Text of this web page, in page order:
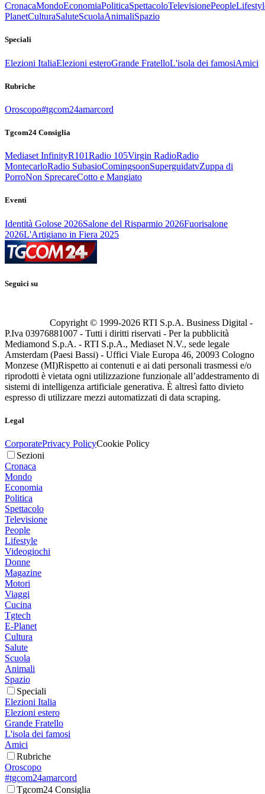
CronacaMondoEconomiaPoliticaSpettacoloTelevisionePeople
PlanetCulturaSaluteScuolaAnimaliSpazio
Speciali
Elezioni ItaliaElezioni esteroGrande FratelloL'isola dei famosiAmici
Rubriche
Oroscopo#tgcom24amarcord
Tgcom24 Consiglia
Mediaset InfinityR101Radio 105Virgin RadioRadio
MontecarloRadio SubasioComingsoonSuperguidatvZuppa di
PorroNon SprecareCotto e Mangiato
Eventi
Identità Golose 2026Salone del Risparmio 2026Fuorisalone
2026L'Artigiano in Fiera 2025
Seguici su
Copyright © 1999-2026 RTI S.p.A. Business Digital -
P.Iva 03976881007 - Tutti i diritti riservati - Per la pubblicità
Mediamond S.p.A. - RTI S.p.A., Mediaset N.V., sede legale
Amsterdam (Paesi Bassi) - Uffici Viale Europa 46, 20093 Cologno
Monzese (MI)Rispetto ai contenuti e ai dati personali trasmessi e/o
riprodotti è vietata ogni utilizzazione funzionale all’addestramento di
sistemi di intelligenza artificiale generativa. È altresì fatto divieto
espresso di utilizzare mezzi automatizzati di data scraping.
Legal
CorporatePrivacy PolicyCookie Policy
Sezioni
Cronaca
Mondo
Economia
Politica
Spettacolo
Televisione
People
Lifestyle
Videogiochi
Donne
Magazine
Motori
Viaggi
Cucina
Tgtech
E-Planet
Cultura
Salute
Scuola
Animali
Spazio
Speciali
Elezioni Italia
Elezioni estero
Grande Fratello
L'isola dei famosi
Amici
Rubriche
Oroscopo
#tgcom24amarcord
Tgcom24 Consiglia